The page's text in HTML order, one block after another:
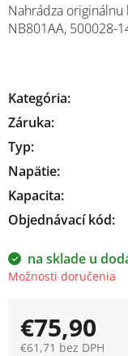
na sklade u
Možnosti doručenia
Nahrádza originálnu
NB801AA, 500028-
Kategória:
Záruka:
Typ:
Napätie:
Kapacita:
Objednávací kód:
€75,90
€61,71 bez DPH